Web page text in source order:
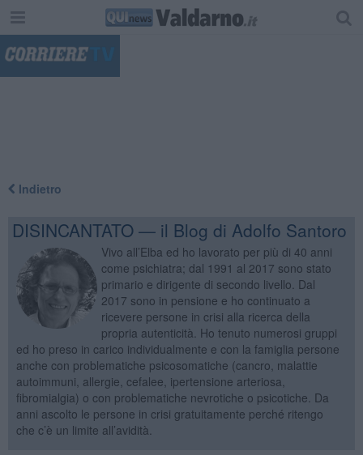
Indietro
DISINCANTATO — il Blog di Adolfo Santoro
Vivo all’Elba ed ho lavorato per più di 40 anni
come psichiatra; dal 1991 al 2017 sono stato
primario e dirigente di secondo livello. Dal
2017 sono in pensione e ho continuato a
ricevere persone in crisi alla ricerca della
propria autenticità. Ho tenuto numerosi gruppi
ed ho preso in carico individualmente e con la famiglia persone
anche con problematiche psicosomatiche (cancro, malattie
autoimmuni, allergie, cefalee, ipertensione arteriosa,
fibromialgia) o con problematiche nevrotiche o psicotiche. Da
anni ascolto le persone in crisi gratuitamente perché ritengo
che c’è un limite all’avidità.